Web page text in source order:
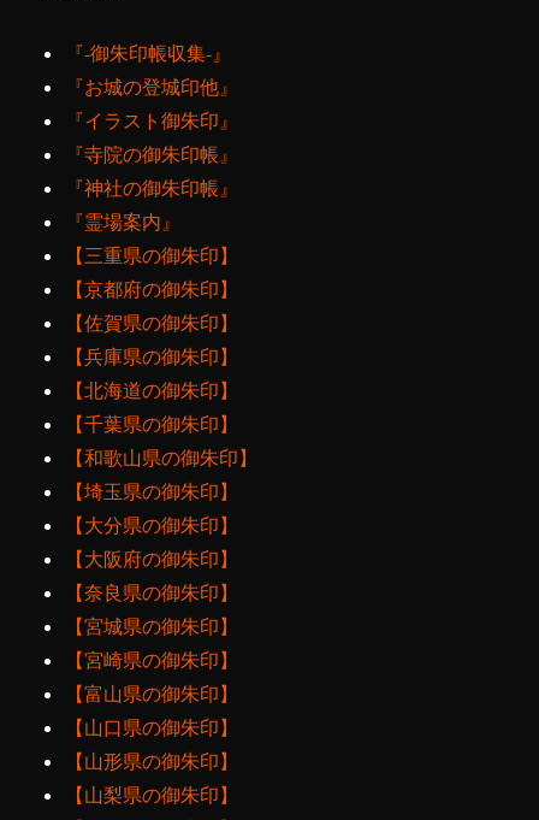
『‐御朱印帳収集‐』
『お城の登城印他』
『イラスト御朱印』
『寺院の御朱印帳』
『神社の御朱印帳』
『霊場案内』
【三重県の御朱印】
【京都府の御朱印】
【佐賀県の御朱印】
【兵庫県の御朱印】
【北海道の御朱印】
【千葉県の御朱印】
【和歌山県の御朱印】
【埼玉県の御朱印】
【大分県の御朱印】
【大阪府の御朱印】
【奈良県の御朱印】
【宮城県の御朱印】
【宮崎県の御朱印】
【富山県の御朱印】
【山口県の御朱印】
【山形県の御朱印】
【山梨県の御朱印】